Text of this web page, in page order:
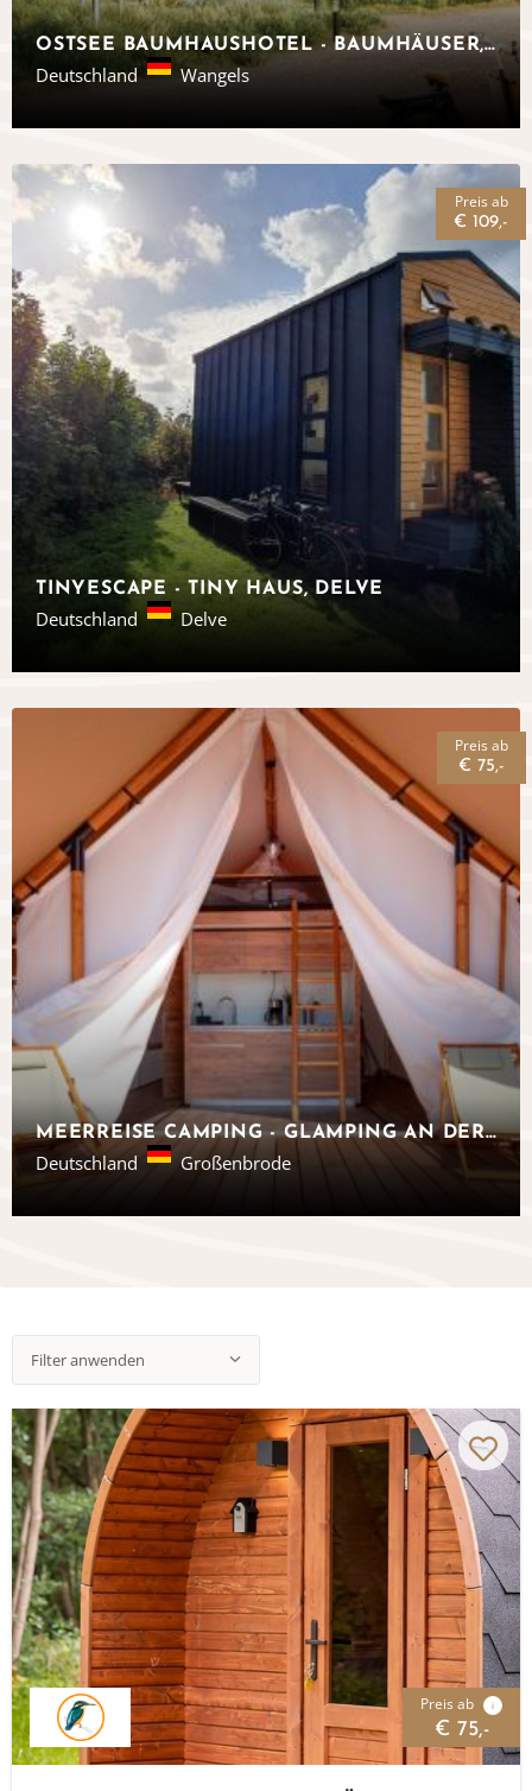
OSTSEE BAUMHAUSHOTEL - BAUMHÄUSER, SCHLESWIG-HOLSTEIN
Deutschland Wangels
TINYESCAPE - TINY HAUS, DELVE
Deutschland Delve
Preis ab
€ 109,-
MEERREISE CAMPING - GLAMPING AN DER OSTSEE
Deutschland Großenbrode
Preis ab
€ 75,-
Filter anwenden
Preis ab i
€ 75,-